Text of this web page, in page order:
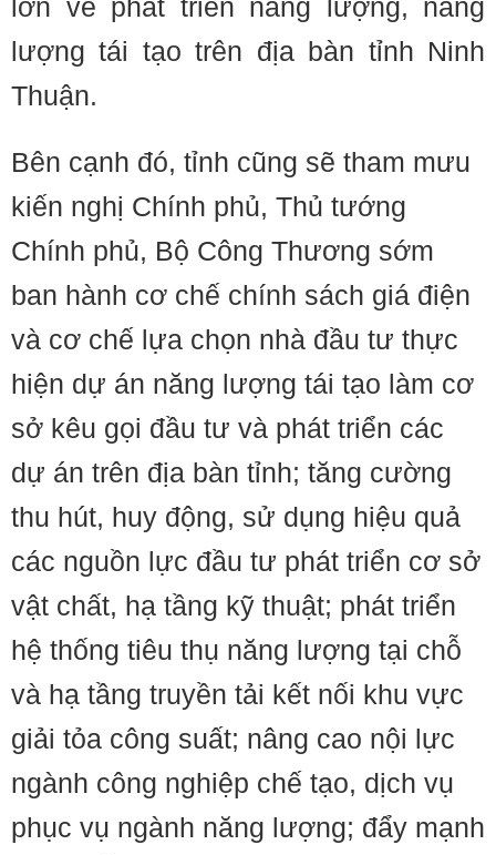
lớn về phát triển năng lượng, năng
lượng tái tạo trên địa bàn tỉnh Ninh
Thuận.
Bên cạnh đó, tỉnh cũng sẽ tham mưu
kiến nghị Chính phủ, Thủ tướng
Chính phủ, Bộ Công Thương sớm
ban hành cơ chế chính sách giá điện
và cơ chế lựa chọn nhà đầu tư thực
hiện dự án năng lượng tái tạo làm cơ
sở kêu gọi đầu tư và phát triển các
dự án trên địa bàn tỉnh; tăng cường
thu hút, huy động, sử dụng hiệu quả
các nguồn lực đầu tư phát triển cơ sở
vật chất, hạ tầng kỹ thuật; phát triển
hệ thống tiêu thụ năng lượng tại chỗ
và hạ tầng truyền tải kết nối khu vực
giải tỏa công suất; nâng cao nội lực
ngành công nghiệp chế tạo, dịch vụ
phục vụ ngành năng lượng; đẩy mạnh